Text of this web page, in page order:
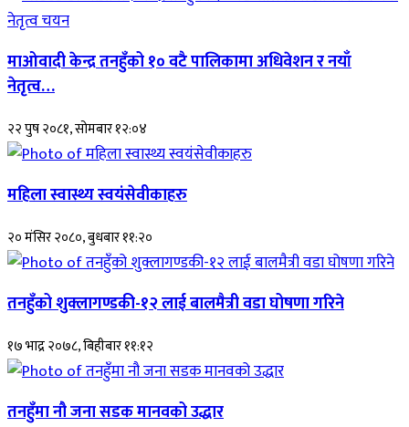
माओवादी केन्द्र तनहुँको १० वटै पालिकामा अधिवेशन र नयाँ
नेतृत्व…
२२ पुष २०८१, सोमबार १२:०४
महिला स्वास्थ्य स्वयंसेवीकाहरु
२० मंसिर २०८०, बुधबार ११:२०
तनहुँको शुक्लागण्डकी-१२ लाई बालमैत्री वडा घोषणा गरिने
१७ भाद्र २०७८, बिहीबार ११:१२
तनहुँमा नौ जना सडक मानवको उद्धार